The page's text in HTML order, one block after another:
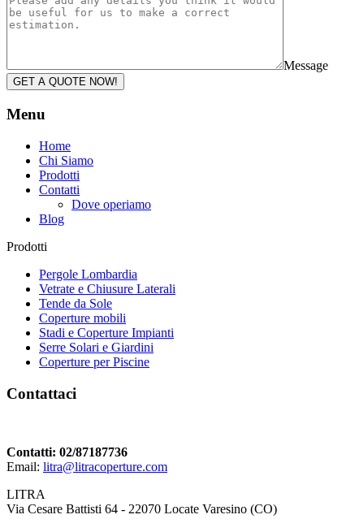
Message
GET A QUOTE NOW!
Menu
Home
Chi Siamo
Prodotti
Contatti
Dove operiamo
Blog
Prodotti
Pergole Lombardia
Vetrate e Chiusure Laterali
Tende da Sole
Coperture mobili
Stadi e Coperture Impianti
Serre Solari e Giardini
Coperture per Piscine
Contattaci
Contatti: 02/87187736
Email: litra@litracoperture.com
LITRA
Via Cesare Battisti 64 - 22070 Locate Varesino (CO)